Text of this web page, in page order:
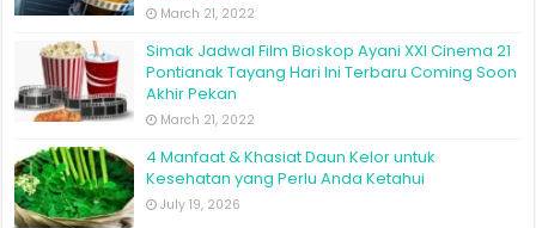
March 21, 2022
Simak Jadwal Film Bioskop Ayani XXI Cinema 21
Pontianak Tayang Hari Ini Terbaru Coming Soon
Akhir Pekan
March 21, 2022
4 Manfaat & Khasiat Daun Kelor untuk
Kesehatan yang Perlu Anda Ketahui
July 19, 2026